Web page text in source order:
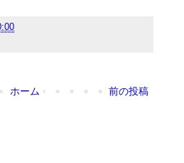
前の投稿
ホーム